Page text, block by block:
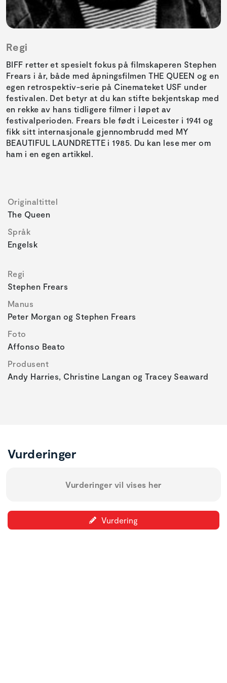
Regi
BIFF retter et spesielt fokus på filmskaperen Stephen
Frears i år, både med åpningsfilmen THE QUEEN og en
egen retrospektiv-serie på Cinemateket USF under
festivalen. Det betyr at du kan stifte bekjentskap med
en rekke av hans tidligere filmer i løpet av
festivalperioden. Frears ble født i Leicester i 1941 og
fikk sitt internasjonale gjennombrudd med MY
BEAUTIFUL LAUNDRETTE i 1985. Du kan lese mer om
ham i en egen artikkel.
Originaltittel
The Queen
Språk
Engelsk
Regi
Stephen Frears
Manus
Peter Morgan og Stephen Frears
Foto
Affonso Beato
Produsent
Andy Harries, Christine Langan og Tracey Seaward
Vurderinger
Vurderinger vil vises her
Vurdering